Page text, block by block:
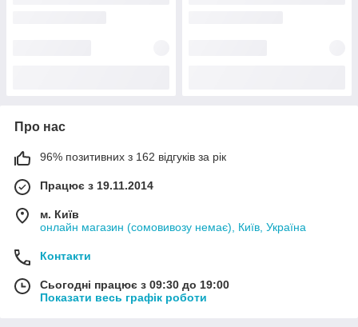
Про нас
96% позитивних з 162 відгуків за рік
Працює з 19.11.2014
м. Київ
онлайн магазин (сомовивозу немає), Київ, Україна
Контакти
Сьогодні працює з 09:30 до 19:00
Показати весь графік роботи